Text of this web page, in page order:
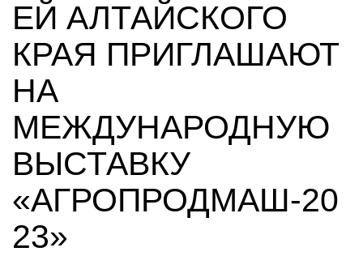
ЕЙ АЛТАЙСКОГО
КРАЯ ПРИГЛАШАЮТ
НА
МЕЖДУНАРОДНУЮ
ВЫСТАВКУ
«АГРОПРОДМАШ-20
23»